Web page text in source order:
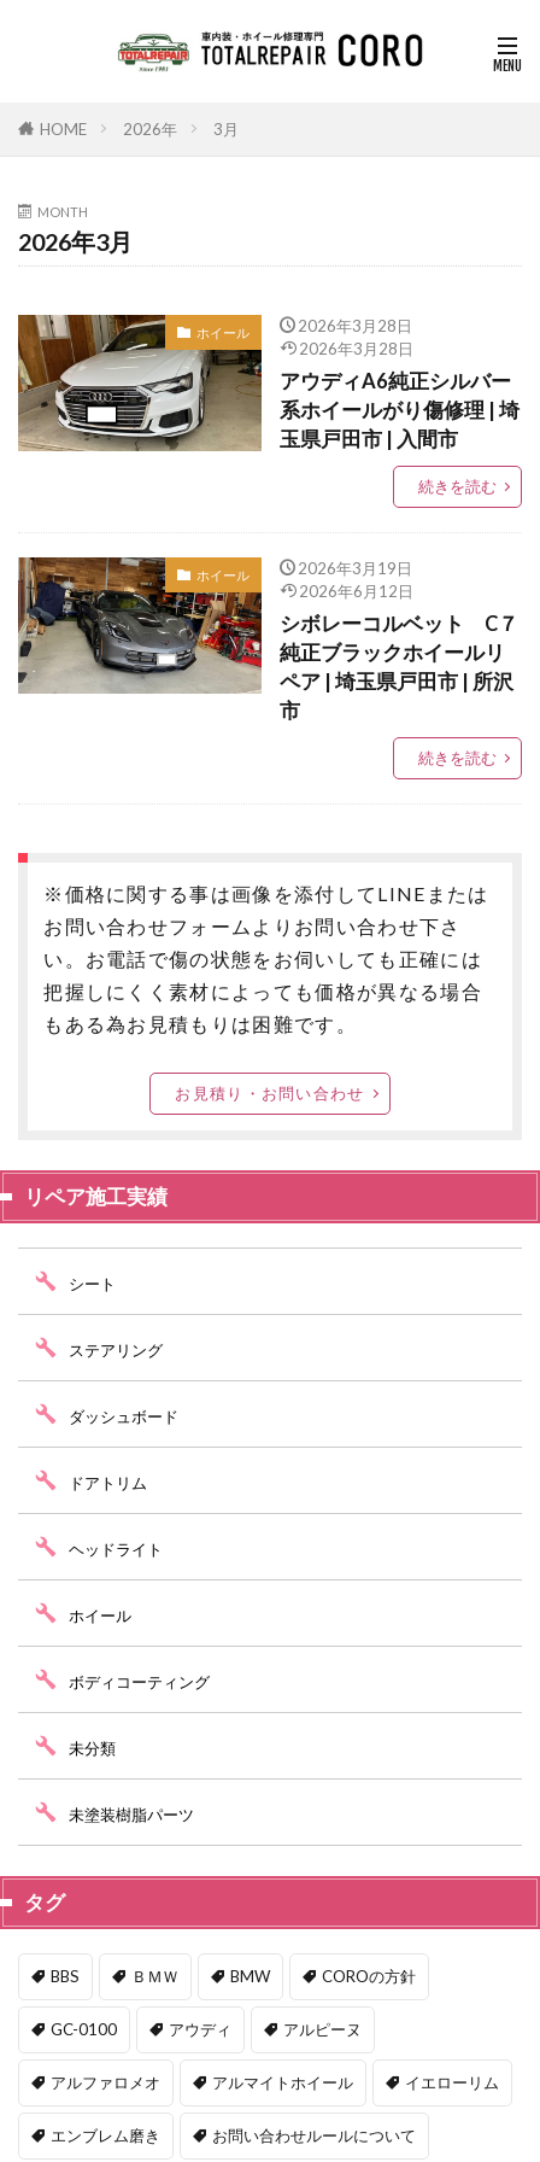
HOME 2026年 3月
MONTH
2026年3月
ホイール
2026年3月28日
2026年3月28日
アウディA6純正シルバー
系ホイールがり傷修理 | 埼
玉県戸田市 | 入間市
続きを読む
ホイール
2026年3月19日
2026年6月12日
シボレーコルベット C７
純正ブラックホイールリ
ペア | 埼玉県戸田市 | 所沢
市
続きを読む
※価格に関する事は画像を添付してLINEまたは
お問い合わせフォームよりお問い合わせ下さ
い。お電話で傷の状態をお伺いしても正確には
把握しにくく素材によっても価格が異なる場合
もある為お見積もりは困難です。
お見積り・お問い合わせ
リペア施工実績
シート
ステアリング
ダッシュボード
ドアトリム
ヘッドライト
ホイール
ボディコーティング
未分類
未塗装樹脂パーツ
タグ
BBS ＢＭＷ BMW COROの方針
GC-0100 アウディ アルピーヌ
アルファロメオ アルマイトホイール イエローリム
エンブレム磨き お問い合わせルールについて